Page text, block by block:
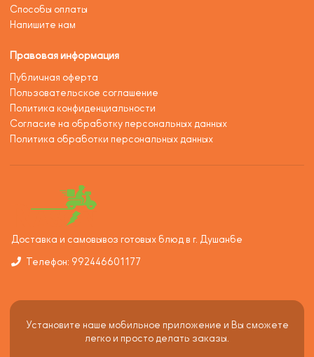
Способы оплаты
Напишите нам
Правовая информация
Публичная оферта
Пользовательское соглашение
Политика конфиденциальности
Согласие на обработку персональных данных
Политика обработки персональных данных
Доставка и самовывоз готовых блюд в г. Душанбе
Телефон: 992446601177
Установите наше мобильное приложение и Вы сможете
легко и просто делать заказы.